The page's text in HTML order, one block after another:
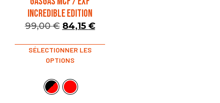
INCREDIBLE EDITION
99,00€ 84,15 €
SÉLECTIONNER LES
OPTIONS